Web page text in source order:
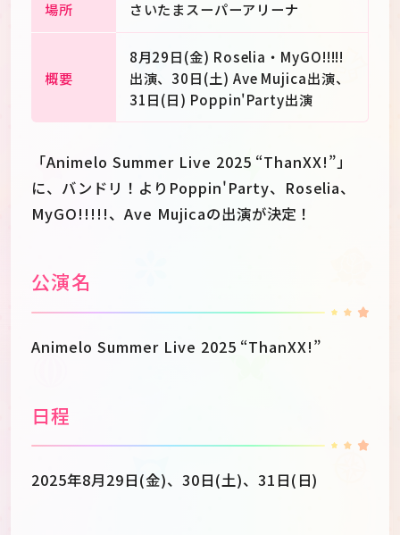
場所 さいたまスーパーアリーナ
概要
8月29日(金) Roselia・MyGO!!!!!
出演、30日(土) Ave Mujica出演、
31日(日) Poppin'Party出演
「Animelo Summer Live 2025 “ThanXX!”」
に、バンドリ！よりPoppin'Party、Roselia、
MyGO!!!!!、Ave Mujicaの出演が決定！
公演名
Animelo Summer Live 2025 “ThanXX!”
日程
2025年8月29日(金)、30日(土)、31日(日)